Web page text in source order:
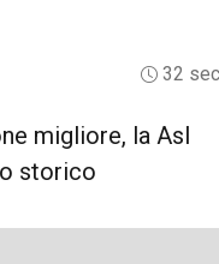
32 sec
migliore, la Asl
storico